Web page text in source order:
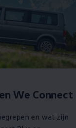
We Connect
en wat zijn